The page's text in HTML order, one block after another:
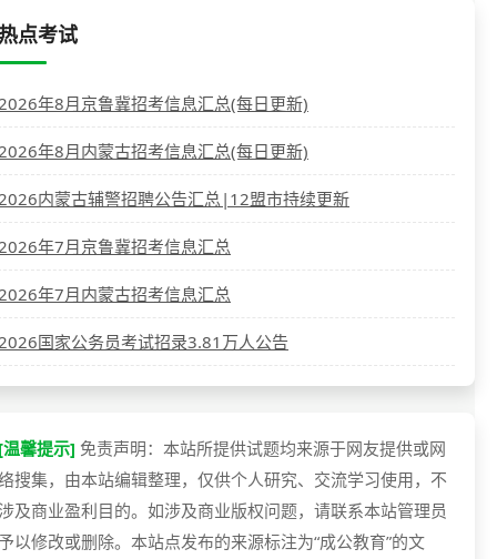
点考试
年8月京鲁冀招考信息汇总(每日更新)
年8月内蒙古招考信息汇总(每日更新)
内蒙古辅警招聘公告汇总|12盟市持续更新
年7月京鲁冀招考信息汇总
年7月内蒙古招考信息汇总
国家公务员考试招录3.81万人公告
馨提示] 免责声明：本站所提供试题均来源于网友提供或网
搜集，由本站编辑整理，仅供个人研究、交流学习使用，不
及商业盈利目的。如涉及商业版权问题，请联系本站管理员
以修改或删除。本站点发布的来源标注为“成公教育”的文